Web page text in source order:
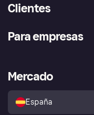
Clientes
Inicio de sesión
Directorio de tiendas
Política de protección al
comprador de Klarna
Reclamaciones
Para empresas
Acceso empresas
Mercado
España